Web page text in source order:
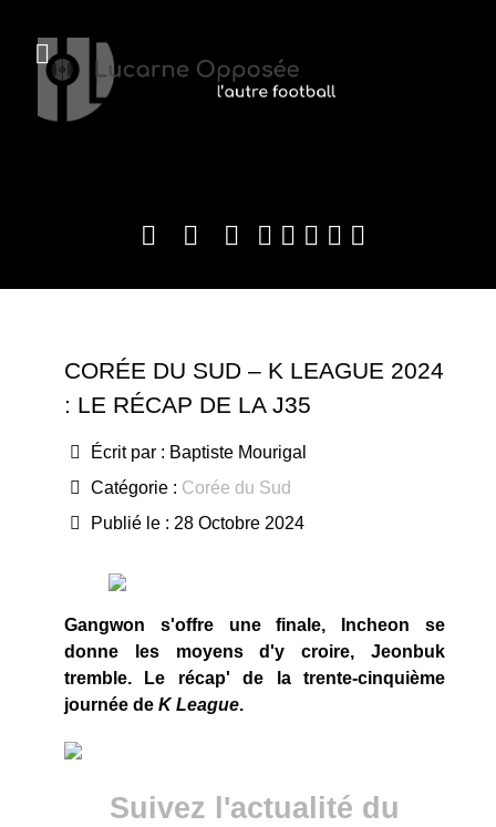
CORÉE DU SUD – K LEAGUE 2024
: LE RÉCAP DE LA J35
Écrit par : Baptiste Mourigal
Catégorie : Corée du Sud
Publié le : 28 Octobre 2024
Gangwon s'offre une finale, Incheon se
donne les moyens d'y croire, Jeonbuk
tremble. Le récap' de la trente-cinquième
journée de K League.
Suivez l'actualité du